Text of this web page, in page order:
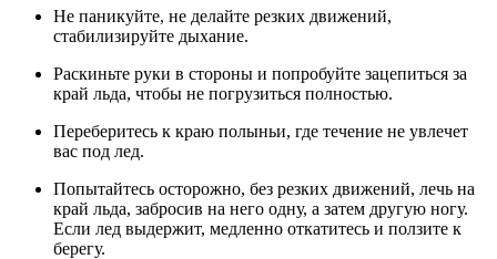
Не паникуйте, не делайте резких движений,
стабилизируйте дыхание.
Раскиньте руки в стороны и попробуйте зацепиться за
край льда, чтобы не погрузиться полностью.
Переберитесь к краю полыньи, где течение не увлечет
вас под лед.
Попытайтесь осторожно, без резких движений, лечь на
край льда, забросив на него одну, а затем другую ногу.
Если лед выдержит, медленно откатитесь и ползите к
берегу.